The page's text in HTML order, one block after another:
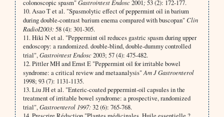
colonoscopic spasm"Gastrointest Endosc2001;53 (2): 172-177.
10. Asao T et al. "Spasmolytic effect of peppermint oil in barium
during double-contrast barium enema compared with buscopan"Clin
RadioI2003:58 (4): 301-305.
11. Hiki N et al. "Peppermint oil reduces gastric spasm during upper
endoscopy: a randomized. dou­ble-blind, double-dummy controlled
trial",Gastrointest Endosc2003; 57 (4): 475-482.
12. Pittler MH and Ernst E "Peppermint oil for irrita­ble bowel
syndrome: a critical review and meta­analysis"Am J Gastroenterol
1998; 93 (7): 1131-1135.
13. Liu JH et al. "Enteric-coated peppermint-oil cap­sules in the
treatment of irritable bowel syndrome: a prospective, randomized
trial",Gastroenterol 1997:32 (6): 765-768.